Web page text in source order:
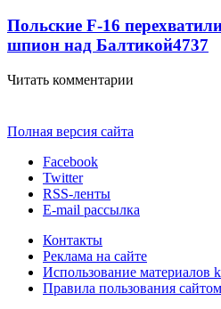
Польские F-16
шпион над Балтикой4737
Читать комментарии
Полная версия сайта
Facebook
Twitter
RSS-ленты
E-mail рассылка
Контакты
Реклама на сайте
Использование материалов
Правила пользования сайтом